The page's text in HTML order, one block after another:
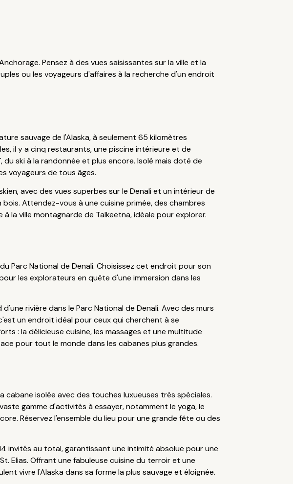
Pensez à des vues saisissantes sur la ville et la
ou les voyageurs d'affaires à la recherche d'un endroit
sauvage de l'Alaska, à seulement 65 kilomètres
il y a cinq restaurants, une piscine intérieure et de
ski à la randonnée et plus encore. Isolé mais doté de
voyageurs de tous âges.
avec des vues superbes sur le Denali et un intérieur de
Attendez-vous à une cuisine primée, des chambres
la ville montagnarde de Talkeetna, idéale pour explorer.
Parc National de Denali. Choisissez cet endroit pour son
les explorateurs en quête d'une immersion dans les
rivière dans le Parc National de Denali. Avec des murs
un endroit idéal pour ceux qui cherchent à se
: la délicieuse cuisine, les massages et une multitude
pour tout le monde dans les cabanes plus grandes.
isolée avec des touches luxueuses très spéciales.
gamme d'activités à essayer, notamment le yoga, le
Réservez l'ensemble du lieu pour une grande fête ou des
invités au total, garantissant une intimité absolue pour une
Elias. Offrant une fabuleuse cuisine du terroir et une
vivre l'Alaska dans sa forme la plus sauvage et éloignée.